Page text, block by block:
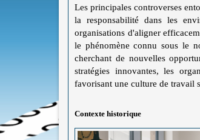
Les principales controverses
la responsabilité dans les
organisations d'aligner
le phénomène connu sous le
cherchant de nouvelles
stratégies innovantes, les
favorisant une culture de travail
Contexte historique